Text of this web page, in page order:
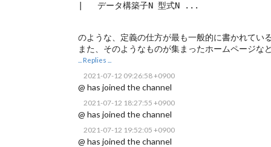
|   データ構築子N 型式N ...
のような、定義の仕方が最も一般的に書かれてい
また、そのようなものが集まったホームページな
... Replies ...
2021-07-12 09:26:58 +0900
@ has joined the channel
2021-07-12 18:27:55 +0900
@ has joined the channel
2021-07-12 19:52:05 +0900
@ has joined the channel